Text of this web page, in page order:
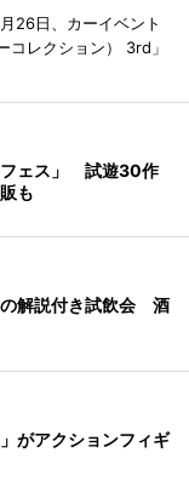
26日、カーイベント
コレクション） 3rd」
フェス」 試遊30作
も
の解説付き試飲会 酒
がアクションフィギ